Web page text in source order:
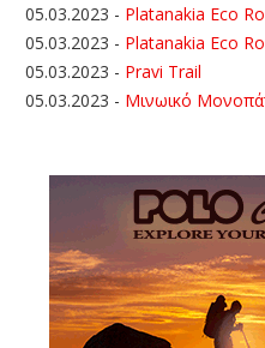
05.03.2023 - Platanakia Eco
05.03.2023 - Platanakia Eco
05.03.2023 - Pravi Trail
05.03.2023 - Μινωικό